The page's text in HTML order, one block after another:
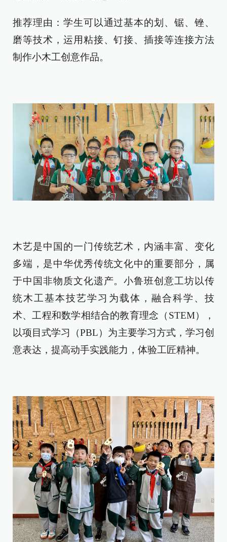
推荐理由：学生可以通过基本的划、锯、锉、
磨等技术，运用粘接、钉接、插接等连接方法
制作小木工创意作品。
木艺是中国的一门传统艺术，内涵丰富、变化
多端，是中华优秀传统文化中的重要部分，属
于中国非物质文化遗产。小鲁班创意工坊以传
统木工基本技艺学习为载体，融合科学、技
术、工程和数学相结合的教育理念（STEM），
以项目式学习（PBL）为主要学习方式，学习创
意表达，提高动手实践能力，体验工匠精神。